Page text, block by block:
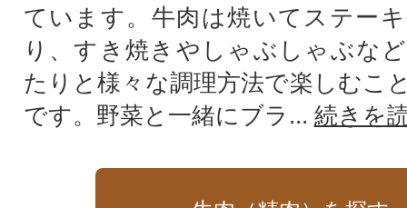
ています。牛肉は焼いてステー
り、すき焼きやしゃぶしゃぶな
たりと様々な調理方法で楽しむこ
です。野菜と一緒にブラ... 続きを